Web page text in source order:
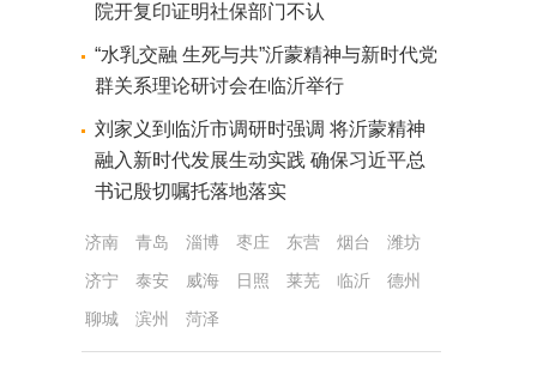
院开复印证明社保部门不认
“水乳交融 生死与共”沂蒙精神与新时代党
群关系理论研讨会在临沂举行
刘家义到临沂市调研时强调 将沂蒙精神
融入新时代发展生动实践 确保习近平总
书记殷切嘱托落地落实
济南 青岛 淄博 枣庄 东营 烟台
潍坊
济宁
泰安 威海 日照 莱芜 临沂
德州
聊城
滨州 菏泽